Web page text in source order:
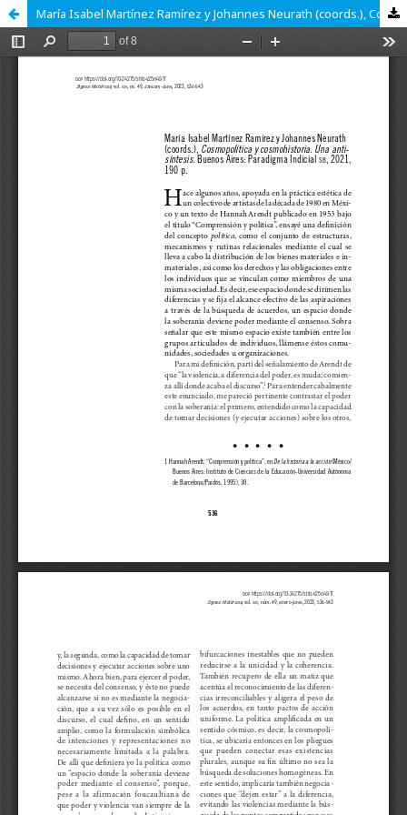
María Isabel Martínez Ramírez y Johannes Neurath (coords.), Cosmopolítica y cosmohistoria. Una anti-síntesis. Buenos Aires: Paradigma Indicial SB, 2021, 190 p.